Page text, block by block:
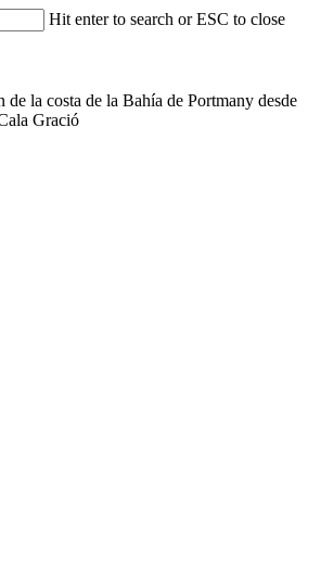
Hit enter to search or ESC to close
de la costa de la Bahía de Portmany desde
Gració